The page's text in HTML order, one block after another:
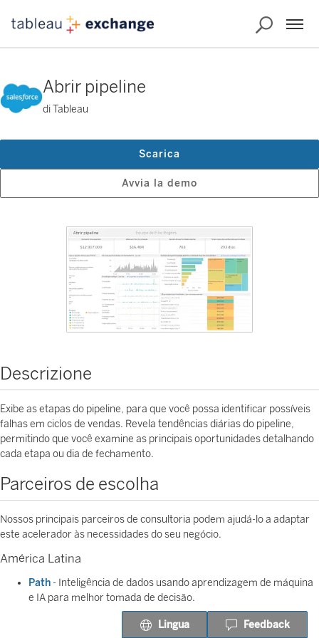
Abrir pipeline
di Tableau
Avvia la demo
Scarica
Descrizione
Exibe as etapas do pipeline, para que você possa identificar possíveis
falhas em ciclos de vendas. Revela tendências diárias do pipeline,
permitindo que você examine as principais oportunidades detalhando
cada etapa ou dia de fechamento.
Parceiros de escolha
Nossos principais parceiros de consultoria podem ajudá-lo a adaptar
este acelerador às necessidades do seu negócio.
América Latina
Path - Inteligência de dados usando aprendizagem de máquina
e IA para melhor tomada de decisão.
Lingua Feedback